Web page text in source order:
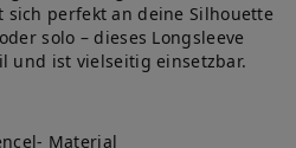
perfekt an deine Silhouette
solo – dieses Longsleeve
und ist vielseitig einsetzbar.
Material